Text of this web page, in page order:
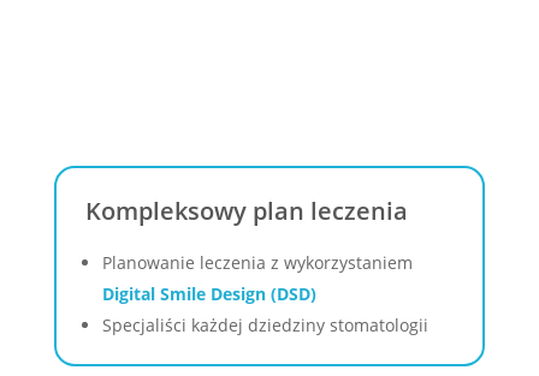
Kompleksowy plan leczenia
Planowanie leczenia z wykorzystaniem
Digital Smile Design (DSD)
Specjaliści każdej dziedziny stomatologii